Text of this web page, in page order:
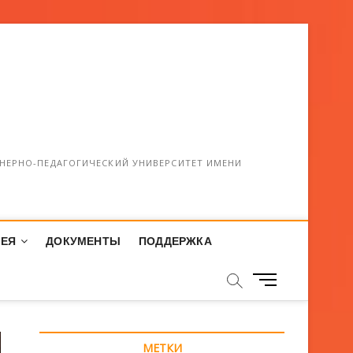
ПЕДАГОГИЧЕСКИЙ УНИВЕРСИТЕТ ИМЕНИ
ДОКУМЕНТЫ ПОДДЕРЖКА
М
ю
МЕТКИ